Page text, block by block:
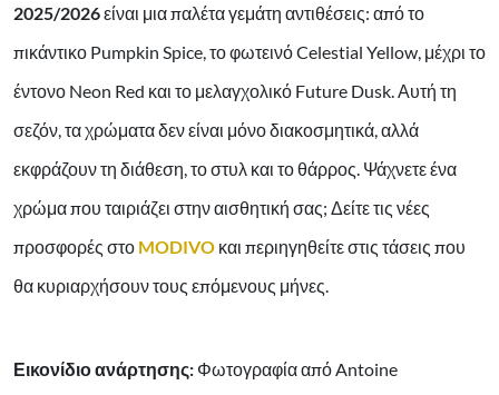
2025/2026είναι μια παλέτα γεμάτη αντιθέσεις: από το
πικάντικο Pumpkin Spice, το φωτεινό Celestial Yellow, μέχρι το
έντονο Neon Red και το μελαγχολικό Future Dusk. Αυτή τη
σεζόν, τα χρώματα δεν είναι μόνο διακοσμητικά, αλλά
εκφράζουν τη διάθεση, το στυλ και το θάρρος. Ψάχνετε ένα
χρώμα που ταιριάζει στην αισθητική σας; Δείτε τις νέες
προσφορές στο MODIVO και περιηγηθείτε στις τάσεις που
θα κυριαρχήσουν τους επόμενους μήνες.
Εικονίδιο ανάρτησης: Φωτογραφία από Antoine